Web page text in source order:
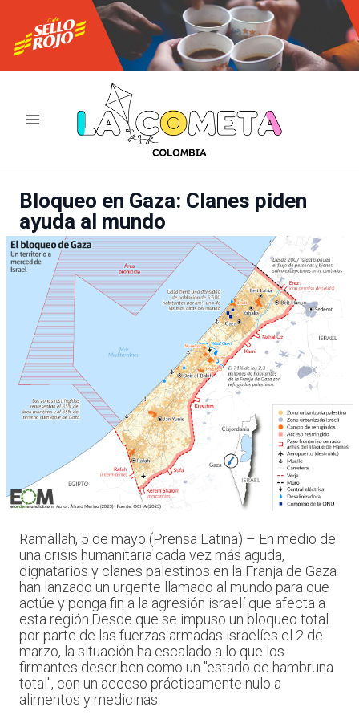
contenido
Bloqueo en Gaza: Clanes piden
ayuda al mundo
Ramallah, 5 de mayo (Prensa Latina) – En medio de
una crisis humanitaria cada vez más aguda,
dignatarios y clanes palestinos en la Franja de Gaza
han lanzado un urgente llamado al mundo para que
actúe y ponga fin a la agresión israelí que afecta a
esta región.Desde que se impuso un bloqueo total
por parte de las fuerzas armadas israelíes el 2 de
marzo, la situación ha escalado a lo que los
firmantes describen como un "estado de hambruna
total", con un acceso prácticamente nulo a
alimentos y medicinas.